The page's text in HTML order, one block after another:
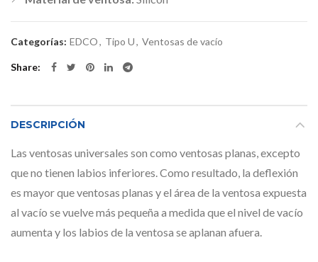
Categorías: EDCO, Tipo U, Ventosas de vacío
Share
DESCRIPCIÓN
Las ventosas universales son como ventosas planas, excepto
que no tienen labios inferiores. Como resultado, la deflexión
es mayor que ventosas planas y el área de la ventosa expuesta
al vacío se vuelve más pequeña a medida que el nivel de vacío
aumenta y los labios de la ventosa se aplanan afuera.